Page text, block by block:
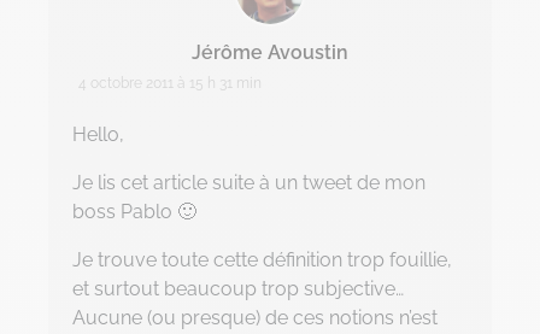
Data Management
Gravity Microsoft 365
Intelligence Artificielle
Intelligence collective
Jérôme Avoustin
4 octobre 2011 à 15 h 31 min
Hello,
Je lis cet article suite à un tweet de mon
boss Pablo 🙂
Je trouve toute cette définition trop fouillie,
et surtout beaucoup trop subjective…
Aucune (ou presque) de ces notions n’est